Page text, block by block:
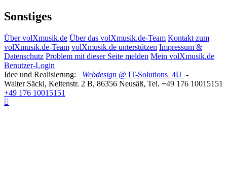
Sonstiges
Über volXmusik.de Über das volXmusik.de-Team Kontakt zum
volXmusik.de-Team volXmusik.de unterstützen Impressum &
Datenschutz Problem mit dieser Seite melden Mein volXmusik.de
Benutzer-Login
Idee und Realisierung:
Webdesign @ IT-Solutions 4U -
Walter Säckl, Keltenstr. 2 B, 86356 Neusäß, Tel. +49 176 10015151
+49 176 10015151